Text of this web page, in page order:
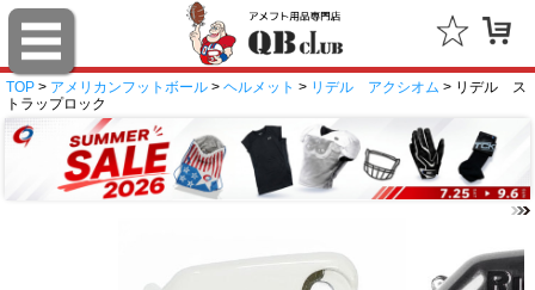
TOP > アメリカンフットボール > ヘルメット > リデル アクシオム > リデル ス
トラップロック